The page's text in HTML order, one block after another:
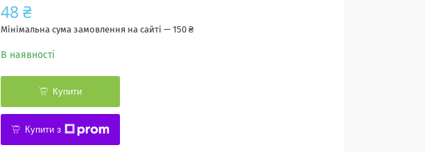
48 ₴
Мінімальна сума замовлення на сайті — 150 ₴
В наявності
Купити
Купити з